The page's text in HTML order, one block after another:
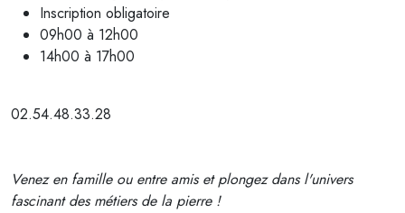
Inscription obligatoire
09h00 à 12h00
14h00 à 17h00
02.54.48.33.28
Venez en famille ou entre amis et plongez dans l'univers
fascinant des métiers de la pierre !